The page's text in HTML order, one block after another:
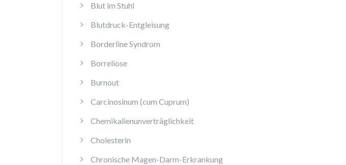
Blut im Stuhl
Blutdruck-Entgleisung
Borderline Syndrom
Borreliose
Burnout
Carcinosinum (cum Cuprum)
Chemikalienunverträglichkeit
Cholesterin
Chronische Magen-Darm-Erkrankung